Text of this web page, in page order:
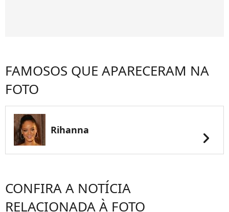
FAMOSOS QUE APARECERAM NA
FOTO
Rihanna chevron_right
CONFIRA A NOTÍCIA
RELACIONADA À FOTO